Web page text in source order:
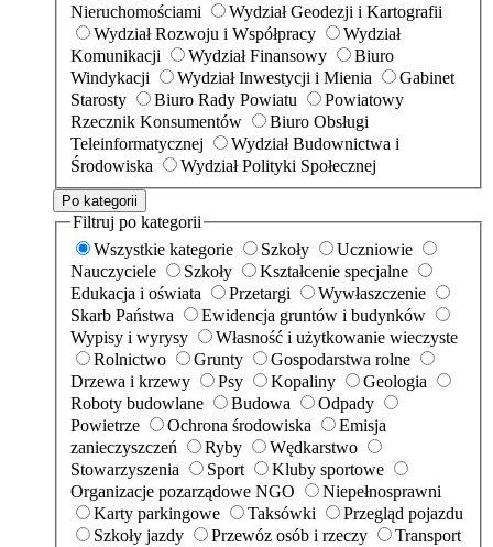
Nieruchomościami
Wydział Geodezji i Kartografii
Wydział Rozwoju i Współpracy
Wydział
Komunikacji
Wydział Finansowy
Biuro
Windykacji
Wydział Inwestycji i Mienia
Gabinet
Starosty
Biuro Rady Powiatu
Powiatowy
Rzecznik Konsumentów
Biuro Obsługi
Teleinformatycznej
Wydział Budownictwa i
Środowiska
Wydział Polityki Społecznej
Po kategorii
Filtruj po kategorii
Wszystkie kategorie
Szkoły
Uczniowie
Nauczyciele
Szkoły
Kształcenie specjalne
Edukacja i oświata
Przetargi
Wywłaszczenie
Skarb Państwa
Ewidencja gruntów i budynków
Wypisy i wyrysy
Własność i użytkowanie wieczyste
Rolnictwo
Grunty
Gospodarstwa rolne
Drzewa i krzewy
Psy Kopaliny
Geologia
Roboty budowlane
Budowa
Odpady
Powietrze
Ochrona środowiska
Emisja
zanieczyszczeń
Ryby
Wędkarstwo
Stowarzyszenia
Sport
Kluby sportowe
Organizacje pozarządowe NGO
Niepełnosprawni
Karty parkingowe
Taksówki
Przegląd pojazdu
Szkoły jazdy
Przewóz osób i rzeczy
Transport